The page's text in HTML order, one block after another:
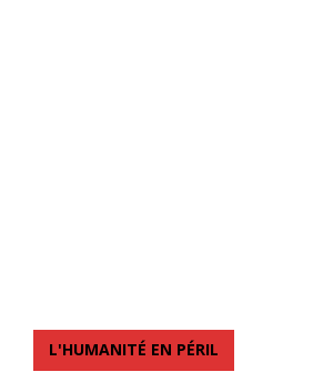
L'HUMANITÉ EN PÉRIL